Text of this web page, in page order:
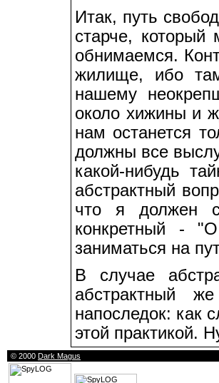
Итак, путь
старче,
обнимаемся.
жилище, ибо
нашему
около хижины и
нам останется
должны все
какой-нибудь
абстрактный
что я должен
конкретный -
заниматься на
В случае
абстрактный
напоследок: как
этой практикой.
© 2000 Dark Magus